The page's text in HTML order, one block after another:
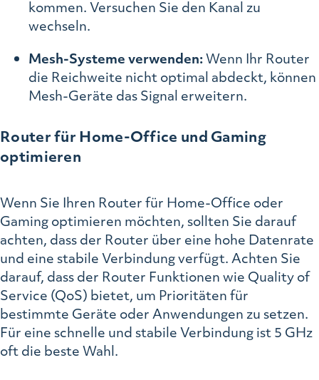
kommen. Versuchen Sie den Kanal zu
wechseln.
Mesh-Systeme verwenden:Wenn Ihr Router
die Reichweite nicht optimal abdeckt, können
Mesh-Geräte das Signal erweitern.
Router für Home-Office und Gaming
optimieren
Wenn Sie Ihren Router für Home-Office oder
Gaming optimieren möchten, sollten Sie darauf
achten, dass der Router über eine hohe Datenrate
und eine stabile Verbindung verfügt. Achten Sie
darauf, dass der Router Funktionen wie Quality of
Service (QoS) bietet, um Prioritäten für
bestimmte Geräte oder Anwendungen zu setzen.
Für eine schnelle und stabile Verbindung ist 5 GHz
oft die beste Wahl.